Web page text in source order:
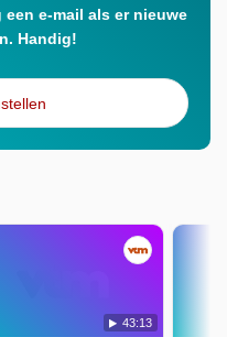
e-mail als er nieuwe
Handig!
43:13